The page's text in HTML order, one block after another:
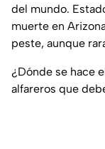
del mundo.
muerte en
peste, aunque
¿Dónde se hace
alfareros que